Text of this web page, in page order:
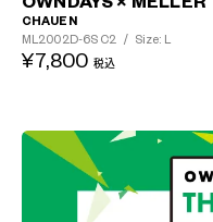
CHAUEN
ML2002D-6S C2 / Size: L
¥7,800 税込